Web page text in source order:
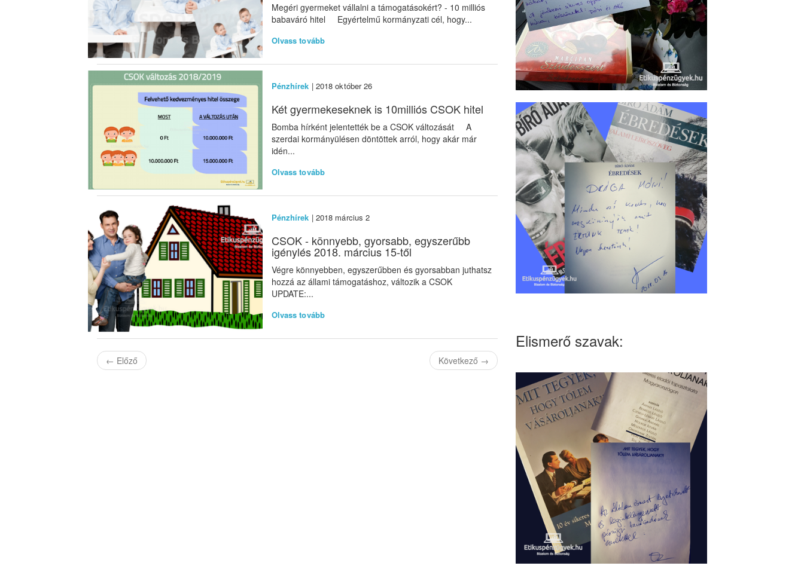
Megéri gyermeket vállalni a támogatásokért? - 10 milliós
babaváró hitel Egyértelmű kormányzati cél, hogy...
Olvass tovább
Pénzhírek | 2018 október 26
Két gyermekeseknek is 10milliós CSOK hitel
Bomba hírként jelentették be a CSOK változását A
szerdai kormányülésen döntöttek arról, hogy akár már
idén...
Olvass tovább
Pénzhírek | 2018 március 2
CSOK - könnyebb, gyorsabb, egyszerűbb
igénylés 2018. március 15-től
Végre könnyebben, egyszerűbben és gyorsabban juthatsz
hozzá az állami támogatáshoz, változik a CSOK
UPDATE:...
Olvass tovább
← Előző Következő →
Elismerő szavak: